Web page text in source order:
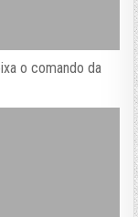
o comando da